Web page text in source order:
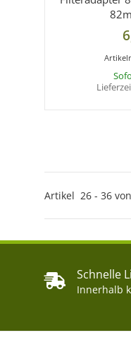
Artikel 26 - 36 von
Schnelle
Innerhalb